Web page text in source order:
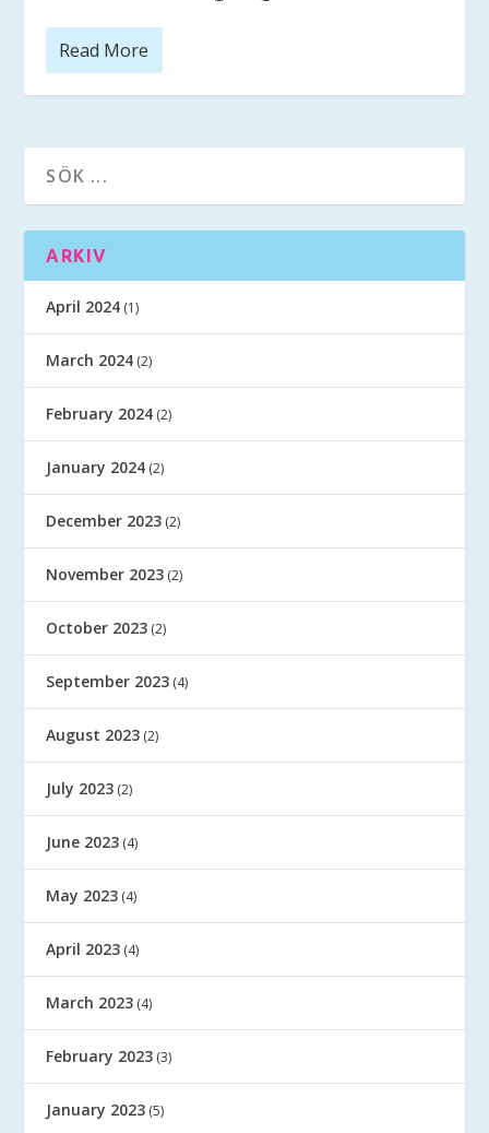
Read More
ARKIV
April 2024 (1)
March 2024 (2)
February 2024 (2)
January 2024 (2)
December 2023 (2)
November 2023 (2)
October 2023 (2)
September 2023 (4)
August 2023 (2)
July 2023 (2)
June 2023 (4)
May 2023 (4)
April 2023 (4)
March 2023 (4)
February 2023 (3)
January 2023 (5)